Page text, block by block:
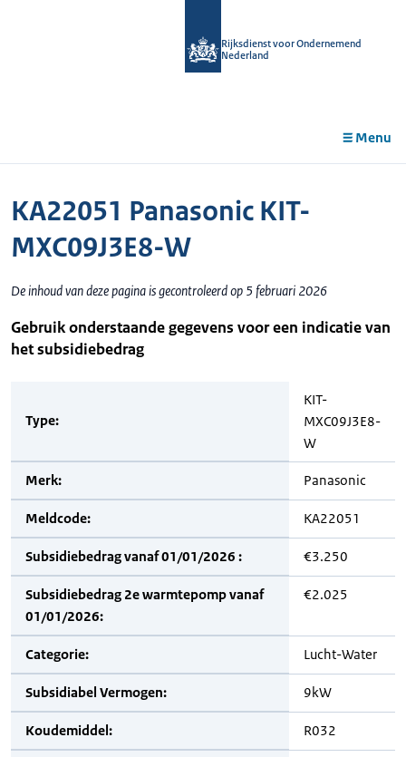
Rijksdienst voor Ondernemend
Nederland
Menu
KA22051 Panasonic KIT-
MXC09J3E8-W
De inhoud van deze pagina is gecontroleerd op 5 februari 2026
Gebruik onderstaande gegevens voor een indicatie van
het subsidiebedrag
Type:
KIT-
MXC09J3E8-
W
Merk: Panasonic
Meldcode: KA22051
Subsidiebedrag vanaf 01/01/2026 : €3.250
Subsidiebedrag 2e warmtepomp vanaf
01/01/2026:
€2.025
Categorie: Lucht-Water
Subsidiabel Vermogen: 9kW
Koudemiddel: R032